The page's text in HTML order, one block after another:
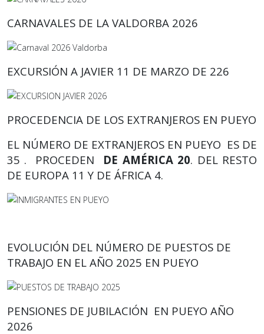
CARNAVALES DE LA VALDORBA 2026
EXCURSIÓN A JAVIER 11 DE MARZO DE 226
PROCEDENCIA DE LOS EXTRANJEROS EN PUEYO
EL NÚMERO DE EXTRANJEROS EN PUEYO ES DE
35 . PROCEDEN DE AMÉRICA 20. DEL RESTO
DE EUROPA 11 Y DE ÁFRICA 4.
EVOLUCIÓN DEL NÚMERO DE PUESTOS DE
TRABAJO EN EL AÑO 2025 EN PUEYO
PENSIONES DE JUBILACIÓN EN PUEYO AÑO
2026